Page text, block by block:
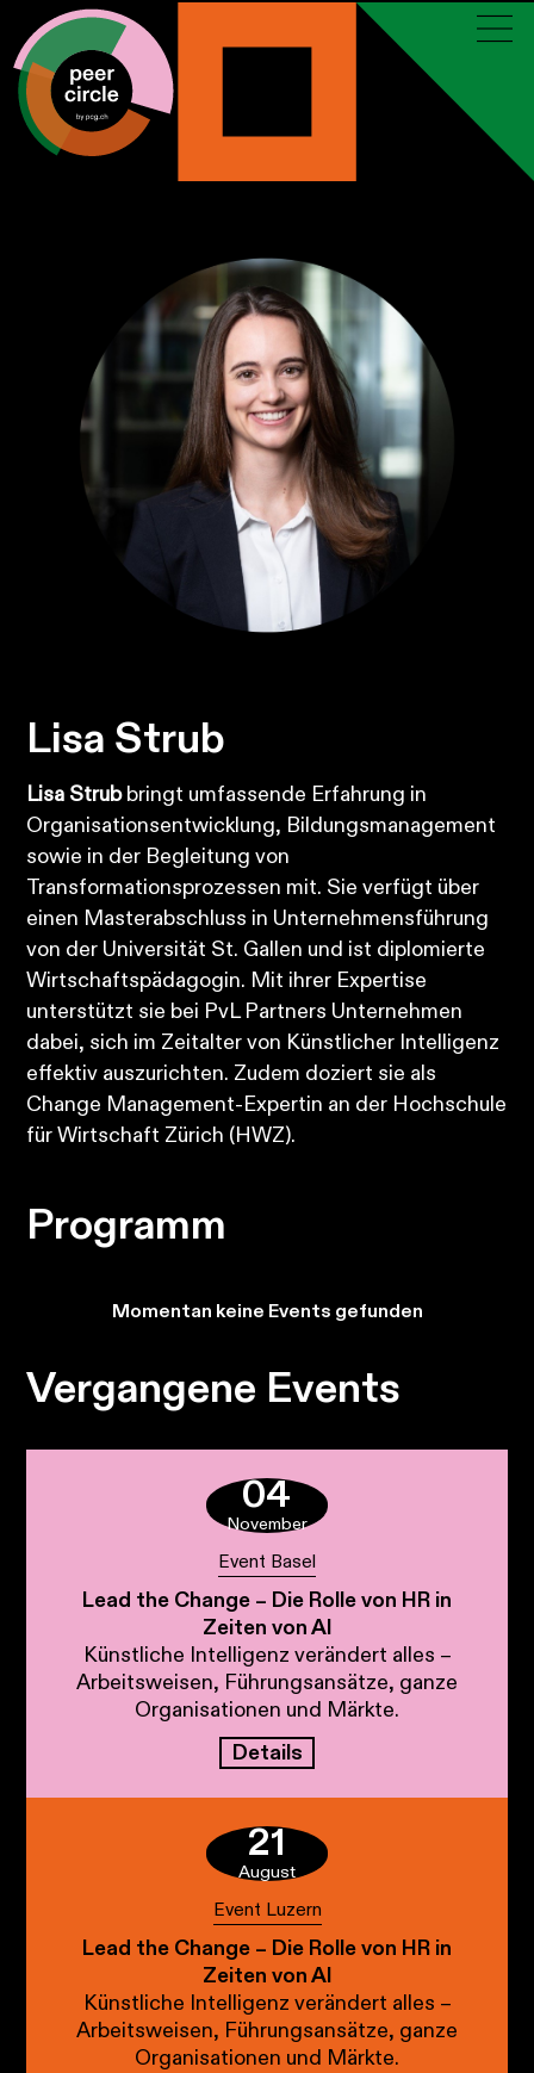
Lisa Strub
Lisa Strubbringt umfassende Erfahrung in
Organisationsentwicklung, Bildungsmanagement
sowie in der Begleitung von
Transformationsprozessen mit. Sie verfügt über
einen Masterabschluss in Unternehmensführung
von der Universität St. Gallen und ist diplomierte
Wirtschaftspädagogin. Mit ihrer Expertise
unterstützt sie bei PvL Partners Unternehmen
dabei, sich im Zeitalter von Künstlicher Intelligenz
effektiv auszurichten. Zudem doziert sie als
Change Management-Expertin an der Hochschule
für Wirtschaft Zürich (HWZ).
Programm
Momentan keine Events gefunden
Vergangene Events
04
November
Event Basel
Lead the Change – Die Rolle von HR in
Zeiten von AI
Künstliche Intelligenz verändert alles –
Arbeitsweisen, Führungsansätze, ganze
Organisationen und Märkte.
Details
21
August
Event Luzern
Lead the Change – Die Rolle von HR in
Zeiten von AI
Künstliche Intelligenz verändert alles –
Arbeitsweisen, Führungsansätze, ganze
Organisationen und Märkte.